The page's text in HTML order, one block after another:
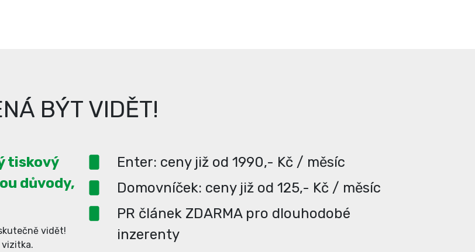
BÝT VIDĚT!
tiskový
důvody,
vidět!
vizitka.
Enter: ceny již od 1990,- Kč / měsíc
Domovníček: ceny již od 125,- Kč / měsíc
PR článek ZDARMA pro dlouhodobé
inzerenty